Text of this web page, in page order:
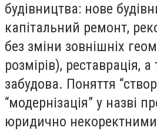
будівництва: нове
капітальний ремонт,
без зміни зовнішніх
розмірів), реставрація,
забудова. Поняття
“модернізація” у назві
юридично